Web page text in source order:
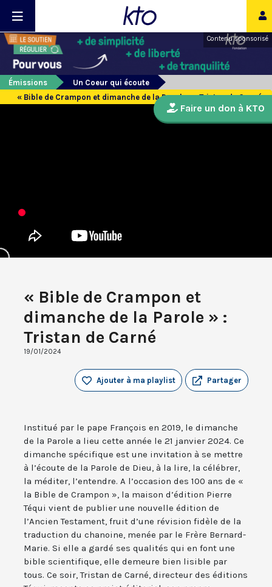
Contenu sponsorisé
Émissions
Un Coeur qui écoute
« Bible de Crampon et dimanche de la Parole » : Tristan de Carné
« Bible de Crampon et
dimanche de la Parole » :
Tristan de Carné
19/01/2024
Partager
Ajouter à ma playlist
Institué par le pape François en 2019, le dimanche
de la Parole a lieu cette année le 21 janvier 2024. Ce
dimanche spécifique est une invitation à se mettre
à l’écoute de la Parole de Dieu, à la lire, la célébrer,
la méditer, l’entendre. A l’occasion des 100 ans de «
la Bible de Crampon », la maison d’édition Pierre
Téqui vient de publier une nouvelle édition de
l’Ancien Testament, fruit d’une révision fidèle de la
traduction du chanoine, menée par le Frère Bernard-
Marie. Si elle a gardé ses qualités qui en font une
bible scientifique, elle demeure bien lisible par
tous. Ce soir, Tristan de Carné, directeur des éditions
Faire un don à KTO